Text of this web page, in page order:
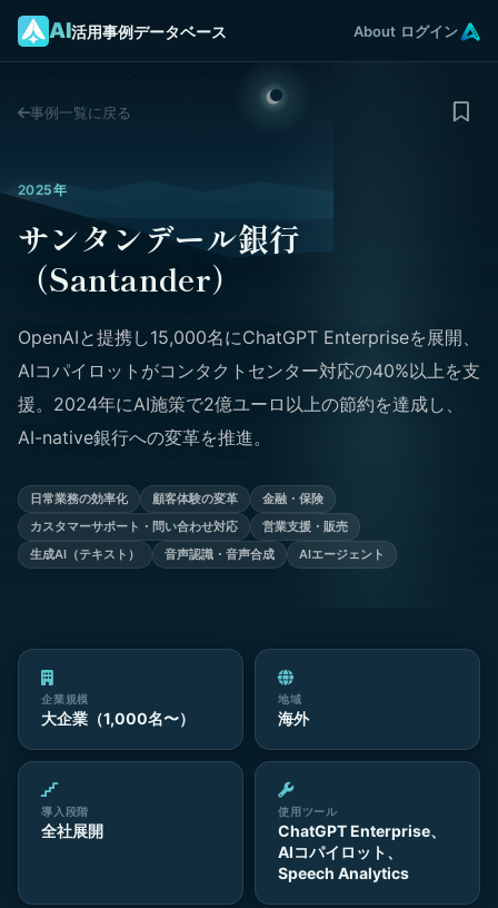
AI活用事例データベース About ログイン
事例一覧に戻る
2025年
サンタンデール銀行
（Santander）
OpenAIと提携し15,000名にChatGPT Enterpriseを展開、
AIコパイロットがコンタクトセンター対応の40%以上を支
援。2024年にAI施策で2億ユーロ以上の節約を達成し、
AI-native銀行への変革を推進。
日常業務の効率化 顧客体験の変革
金融・保険
カスタマーサポート・問い合わせ対応
営業支援・販売
生成AI（テキスト）
音声認識・音声合成 AIエージェント
企業規模
大企業（1,000名〜）
地域
海外
導入段階
全社展開
使用ツール
ChatGPT Enterprise、
AIコパイロット、
Speech Analytics